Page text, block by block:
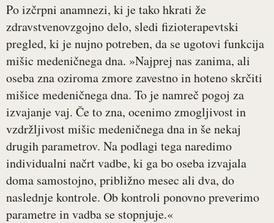
Po izčrpni anamnezi, ki je tako hkrati že
zdravstvenovzgojno delo, sledi fizioterapevtski
pregled, ki je nujno potreben, da se ugotovi funkcija
mišic medeničnega dna. »Najprej nas zanima, ali
oseba zna oziroma zmore zavestno in hoteno skrčiti
mišice medeničnega dna. To je namreč pogoj za
izvajanje vaj. Če to zna, ocenimo zmogljivost in
vzdržljivost mišic medeničnega dna in še nekaj
drugih parametrov. Na podlagi tega naredimo
individualni načrt vadbe, ki ga bo oseba izvajala
doma samostojno, približno mesec ali dva, do
naslednje kontrole. Ob kontroli ponovno preverimo
parametre in vadba se stopnjuje.«